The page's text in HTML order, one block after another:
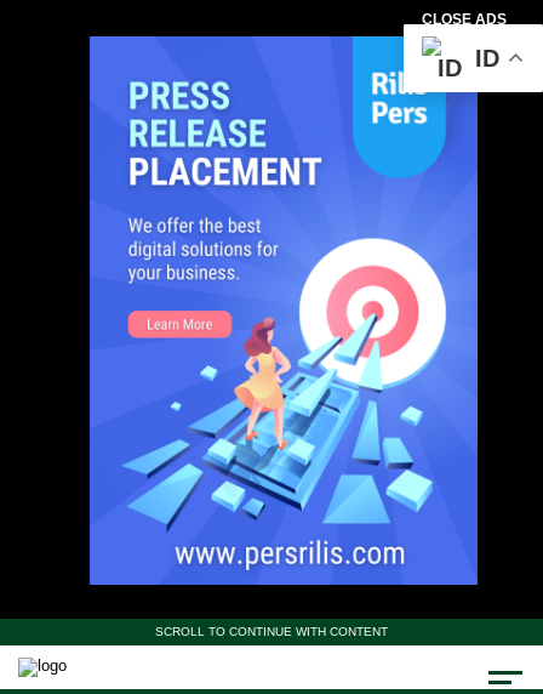
CLOSE ADS
SCROLL TO CONTINUE WITH CONTENT
ID